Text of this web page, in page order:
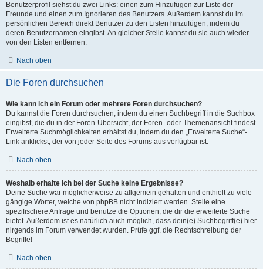
Benutzerprofil siehst du zwei Links: einen zum Hinzufügen zur Liste der
Freunde und einen zum Ignorieren des Benutzers. Außerdem kannst du im
persönlichen Bereich direkt Benutzer zu den Listen hinzufügen, indem du
deren Benutzernamen eingibst. An gleicher Stelle kannst du sie auch wieder
von den Listen entfernen.
Nach oben
Die Foren durchsuchen
Wie kann ich ein Forum oder mehrere Foren durchsuchen?
Du kannst die Foren durchsuchen, indem du einen Suchbegriff in die Suchbox
eingibst, die du in der Foren-Übersicht, der Foren- oder Themenansicht findest.
Erweiterte Suchmöglichkeiten erhältst du, indem du den „Erweiterte Suche“-
Link anklickst, der von jeder Seite des Forums aus verfügbar ist.
Nach oben
Weshalb erhalte ich bei der Suche keine Ergebnisse?
Deine Suche war möglicherweise zu allgemein gehalten und enthielt zu viele
gängige Wörter, welche von phpBB nicht indiziert werden. Stelle eine
spezifischere Anfrage und benutze die Optionen, die dir die erweiterte Suche
bietet. Außerdem ist es natürlich auch möglich, dass dein(e) Suchbegriff(e) hier
nirgends im Forum verwendet wurden. Prüfe ggf. die Rechtschreibung der
Begriffe!
Nach oben